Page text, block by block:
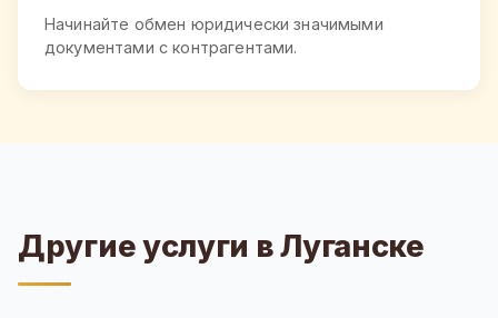
Начинайте обмен юридически значимыми
документами с контрагентами.
Другие услуги в Луганске